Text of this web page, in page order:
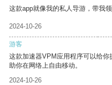
这款app就像我的私人导游，带我
2024-10-26
游客
这款加速器VPM应用程序可以给
助你在网络上自由移动。
2024-10-26